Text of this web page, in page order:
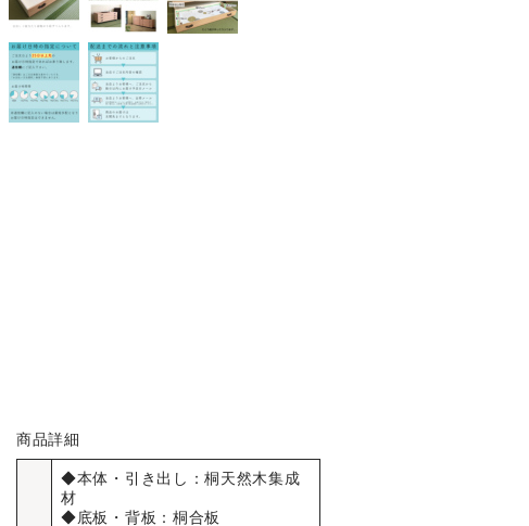
商品詳細
◆本体・引き出し：桐天然木集成
材
◆底板・背板：桐合板